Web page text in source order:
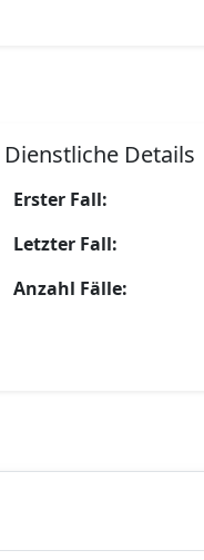
Dienstliche Details
Erster Fall:
Letzter Fall:
Anzahl Fälle: